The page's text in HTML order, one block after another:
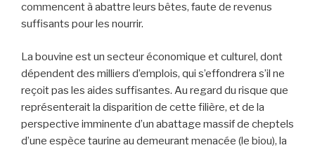
commencent à abattre leurs bêtes, faute de revenus
suffisants pour les nourrir.
La bouvine est un secteur économique et culturel, dont
dépendent des milliers d’emplois, qui s’effondrera s’il ne
reçoit pas les aides suffisantes. Au regard du risque que
représenterait la disparition de cette filière, et de la
perspective imminente d’un abattage massif de cheptels
d’une espèce taurine au demeurant menacée (le biou), la